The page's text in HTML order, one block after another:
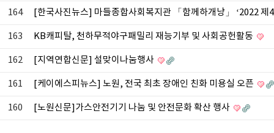
164 [한국사진뉴스] 마들종합사회복지관 「함께하개냥」 ‘2022 제
163 KB캐피탈, 천하무적야구패밀리 재능기부 및 사회공헌활동
162 [지역연합신문] 설맞이나눔행사
161 [케이에스피뉴스] 노원, 전국 최초 장애인 친화 미용실 오픈
160 [노원신문]가스안전기기 나눔 및 안전문화 확산 행사